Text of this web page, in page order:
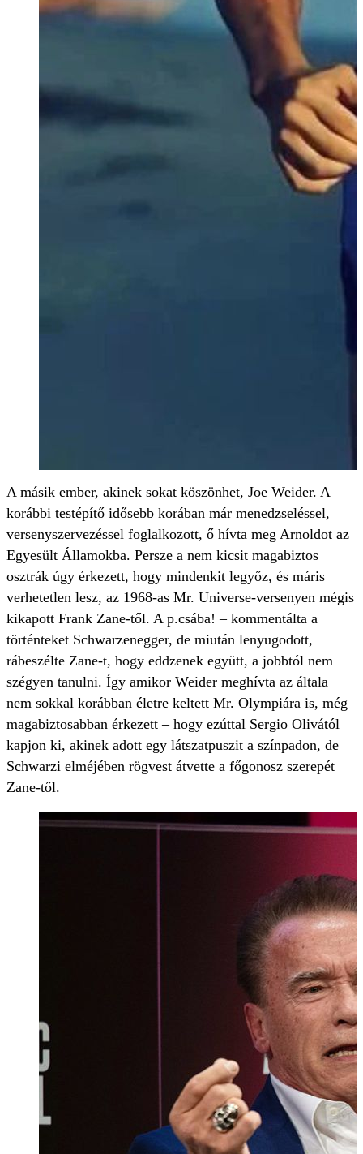
A másik ember, akinek sokat köszönhet, Joe Weider. A
korábbi testépítő idősebb korában már menedzseléssel,
versenyszervezéssel foglalkozott, ő hívta meg Arnoldot az
Egyesült Államokba. Persze a nem kicsit magabiztos
osztrák úgy érkezett, hogy mindenkit legyőz, és máris
verhetetlen lesz, az 1968-as Mr. Universe-versenyen mégis
kikapott Frank Zane-től. A p.csába! – kommentálta a
történteket Schwarzenegger, de miután lenyugodott,
rábeszélte Zane-t, hogy eddzenek együtt, a jobbtól nem
szégyen tanulni. Így amikor Weider meghívta az általa
nem sokkal korábban életre keltett Mr. Olympiára is, még
magabiztosabban érkezett – hogy ezúttal Sergio Olivától
kapjon ki, akinek adott egy látszatpuszit a színpadon, de
Schwarzi elméjében rögvest átvette a főgonosz szerepét
Zane-től.